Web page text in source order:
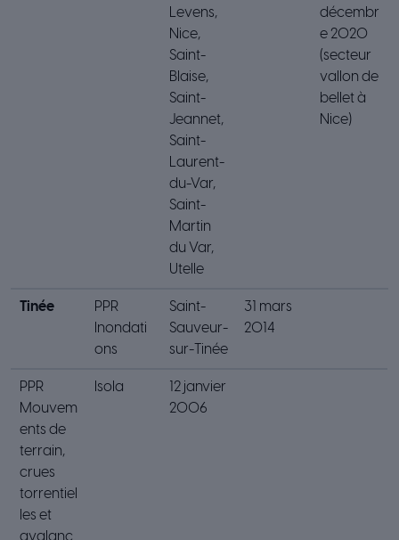
Levens,
Nice,
Saint-
Blaise,
Saint-
Jeannet,
Saint-
Laurent-
du-Var,
Saint-
Martin
du Var,
Utelle
décembr
e 2020
(secteur
vallon de
bellet à
Nice)
Tinée
PPR
Inondati
ons
Saint-
Sauveur-
sur-Tinée
31 mars
2014
PPR
Mouvem
ents de
terrain,
crues
torrentiel
les et
avalanc
Isola
12 janvier
2006